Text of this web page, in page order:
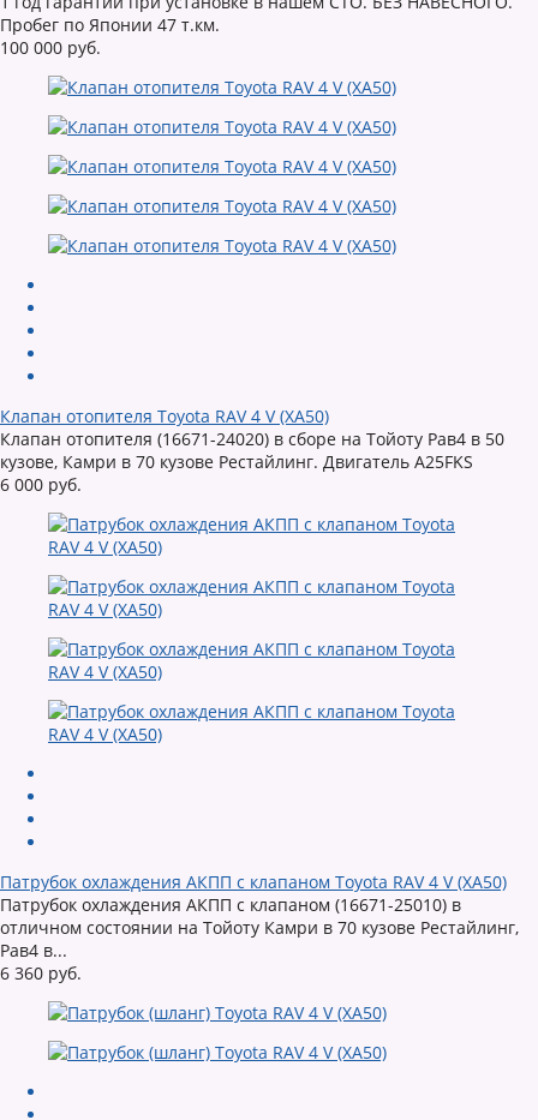
Пробег по Японии 47 т.км.
100 000 руб.
Клапан отопителя Toyota RAV 4 V (XA50)
Клапан отопителя (16671-24020) в сборе на Тойоту Рав4 в 50
кузове, Камри в 70 кузове Рестайлинг. Двигатель A25FKS
6 000 руб.
Патрубок охлаждения АКПП с клапаном Toyota RAV 4 V (XA50)
Патрубок охлаждения АКПП с клапаном (16671-25010) в
отличном состоянии на Тойоту Камри в 70 кузове Рестайлинг,
Рав4 в...
6 360 руб.